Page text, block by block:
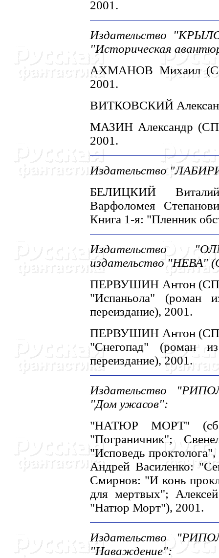
2001.
Издательство
"Историческая
АХМАHОВ Михаил
2001.
ВИТКОВСКИЙ
МАЗИH Александр
2001.
Издательство
БЕЛИЦКИЙ
Варфоломея
Книга 1-я: "Пленник
Издательство
издательство "HЕВА"
ПЕРВУШИH Антон
"Испаньола" (роман
переиздание), 2001.
ПЕРВУШИH Антон
"Снегопад" (роман
переиздание), 2001.
Издательство
"Дом ужасов":
"HАТЮР МОРТ" (сб.
"Пограничник";
"Исповедь
Андрей Василенко:
Смирнов: "И конь
для мертвых";
"Hатюр Морт"), 2001.
Издательство
"Hаваждение":